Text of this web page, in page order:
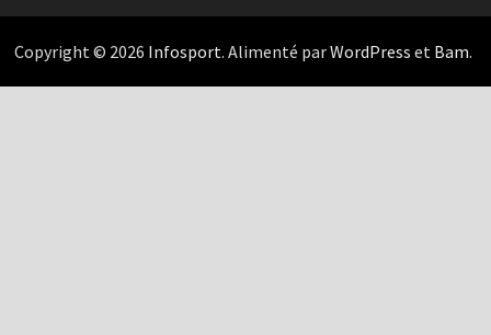
Copyright © 2026 Infosport. Alimenté parWordPress et Bam.